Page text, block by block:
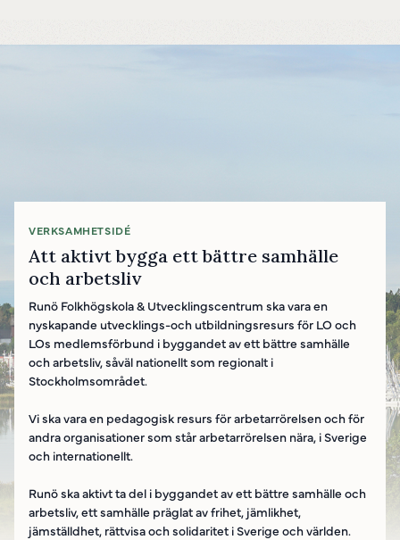
VERKSAMHETSIDÉ
Att aktivt bygga ett bättre samhälle
och arbetsliv
Runö Folkhögskola & Utvecklingscentrum ska vara en
nyskapande utvecklings-och utbildningsresurs för LO och
LOs medlemsförbund i byggandet av ett bättre samhälle
och arbetsliv, såväl nationellt som regionalt i
Stockholmsområdet.
Vi ska vara en pedagogisk resurs för arbetarrörelsen och för
andra organisationer som står arbetarrörelsen nära, i Sverige
och internationellt.
Runö ska aktivt ta del i byggandet av ett bättre samhälle och
arbetsliv, ett samhälle präglat av frihet, jämlikhet,
jämställdhet, rättvisa och solidaritet i Sverige och världen.